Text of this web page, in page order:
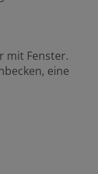
mit Fenster.
eine